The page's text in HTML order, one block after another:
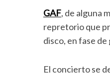
GAF, de alguna
repretorio que
disco, en fase
El concierto se